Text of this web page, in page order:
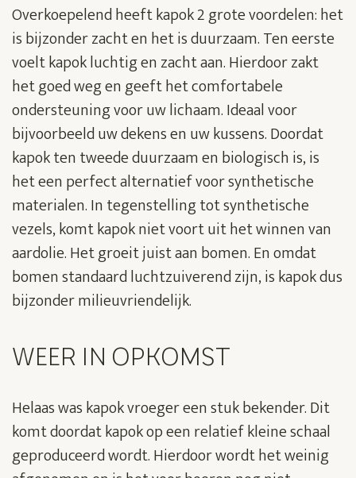
Overkoepelend heeft kapok 2 grote voordelen: het
is bijzonder zacht en het is duurzaam. Ten eerste
voelt kapok luchtig en zacht aan. Hierdoor zakt
het goed weg en geeft het comfortabele
ondersteuning voor uw lichaam. Ideaal voor
bijvoorbeeld uw dekens en uw kussens. Doordat
kapok ten tweede duurzaam en biologisch is, is
het een perfect alternatief voor synthetische
materialen. In tegenstelling tot synthetische
vezels, komt kapok niet voort uit het winnen van
aardolie. Het groeit juist aan bomen. En omdat
bomen standaard luchtzuiverend zijn, is kapok dus
bijzonder milieuvriendelijk.
WEER IN OPKOMST
Helaas was kapok vroeger een stuk bekender. Dit
komt doordat kapok op een relatief kleine schaal
geproduceerd wordt. Hierdoor wordt het weinig